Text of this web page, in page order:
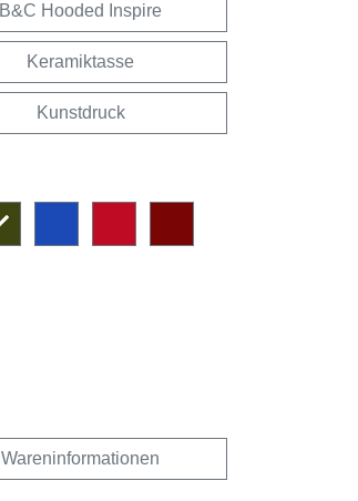
B&C Hooded Inspire
Keramiktasse
Kunstdruck
Wareninformationen